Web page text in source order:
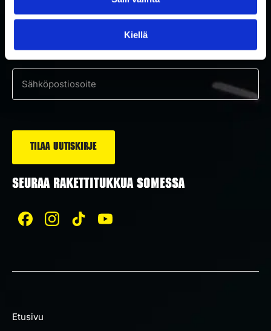
Kiellä
Tilaa uutiskirje ja saat ensimmäisenä tietoa uutuuksista ja
Suostumus
Hyväksyn tietosuojaselosteen mukaisen tietojeni käytön.*
Sähköposti
SEURAA RAKETTITUKKUA SOMESSA
Etusivu